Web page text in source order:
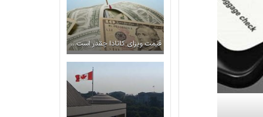
قیمت ویزای کانادا چقدر است؟ + راهنمای جامع